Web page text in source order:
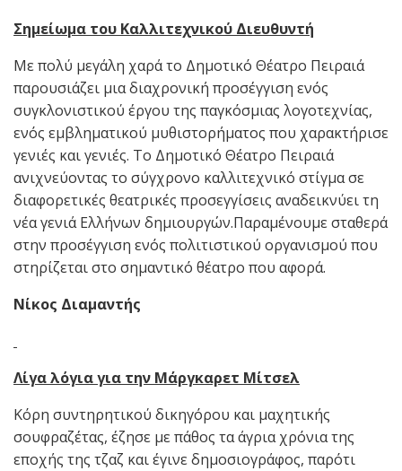
Σημείωμα του Καλλιτεχνικού Διευθυντή
Με πολύ μεγάλη χαρά το Δημοτικό Θέατρο Πειραιά
παρουσιάζει μια διαχρονική προσέγγιση ενός
συγκλονιστικού έργου της παγκόσμιας λογοτεχνίας,
ενός εμβληματικού μυθιστορήματος που χαρακτήρισε
γενιές και γενιές. Το Δημοτικό Θέατρο Πειραιά
ανιχνεύοντας το σύγχρονο καλλιτεχνικό στίγμα σε
διαφορετικές θεατρικές προσεγγίσεις αναδεικνύει τη
νέα γενιά Ελλήνων δημιουργών.Παραμένουμε σταθερά
στην προσέγγιση ενός πολιτιστικού οργανισμού που
στηρίζεται στο σημαντικό θέατρο που αφορά.
Νίκος Διαμαντής
Λίγα λόγια για την Μάργκαρετ Μίτσελ
Κόρη συντηρητικού δικηγόρου και μαχητικής
σουφραζέτας, έζησε με πάθος τα άγρια χρόνια της
εποχής της τζαζ και έγινε δημοσιογράφος, παρότι